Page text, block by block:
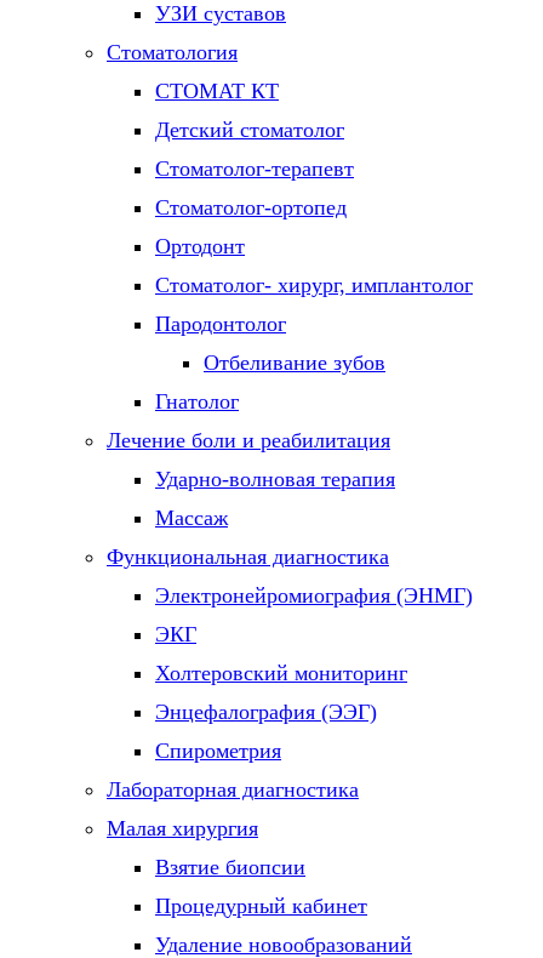
УЗИ суставов
Стоматология
СТОМАТ КТ
Детский стоматолог
Стоматолог-терапевт
Стоматолог-ортопед
Ортодонт
Стоматолог- хирург, имплантолог
Пародонтолог
Отбеливание зубов
Гнатолог
Лечение боли и реабилитация
Ударно-волновая терапия
Массаж
Функциональная диагностика
Электронейромиография (ЭНМГ)
ЭКГ
Холтеровский мониторинг
Энцефалография (ЭЭГ)
Спирометрия
Лабораторная диагностика
Малая хирургия
Взятие биопсии
Процедурный кабинет
Удаление новообразований